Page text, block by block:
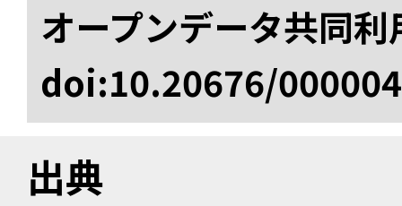
オープンデータ共同
doi:10.20676/
出典